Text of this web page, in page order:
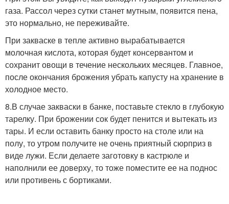
газа. Рассол через сутки станет мутным, появится пена,
это нормально, не переживайте.
При закваске в тепле активно вырабатывается
молочная кислота, которая будет консервантом и
сохранит овощи в течение нескольких месяцев. Главное,
после окончания брожения убрать капусту на хранение в
холодное место.
8.В случае закваски в банке, поставьте стекло в глубокую
тарелку. При брожении сок будет пенится и вытекать из
тары. И если оставить банку просто на столе или на
полу, то утром получите не очень приятный сюрприз в
виде лужи. Если делаете заготовку в кастрюле и
наполнили ее доверху, то тоже поместите ее на поднос
или противень с бортиками.